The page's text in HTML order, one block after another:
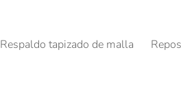
Respaldo tapizado de malla